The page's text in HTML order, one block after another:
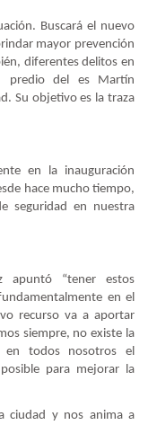
Buscará el nuevo
mayor prevención
diferentes delitos en
predio del es Martín
Su objetivo es la traza
en la inauguración
hace mucho tiempo,
seguridad en nuestra
apuntó “tener estos
en el
recurso va a aportar
siempre, no existe la
en todos nosotros el
para mejorar la
ciudad y nos anima a